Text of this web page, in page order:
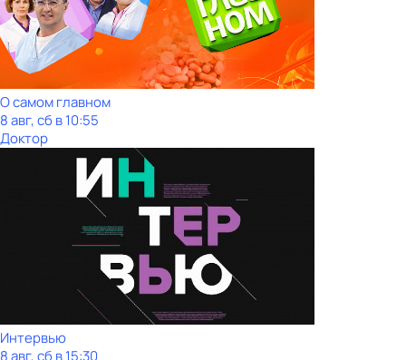
О самом главном
8 авг, сб в 10:55
Доктор
Интервью
8 авг, сб в 15:30